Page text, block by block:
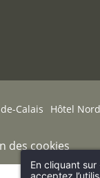
Calais Hôtel
des cookies
En cliquant
acceptez